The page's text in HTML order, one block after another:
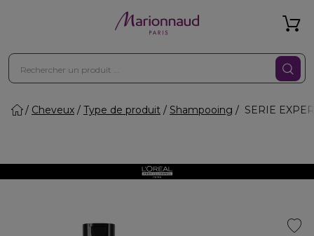
Cheveux Type de produit Shampooing SERIE